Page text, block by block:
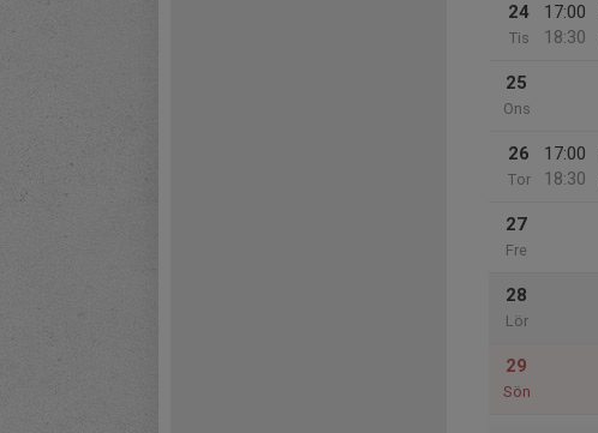
24
Tis
17:00
18:30
25
Ons
26
Tor
17:00
18:30
27
Fre
28
Lör
29
Sön